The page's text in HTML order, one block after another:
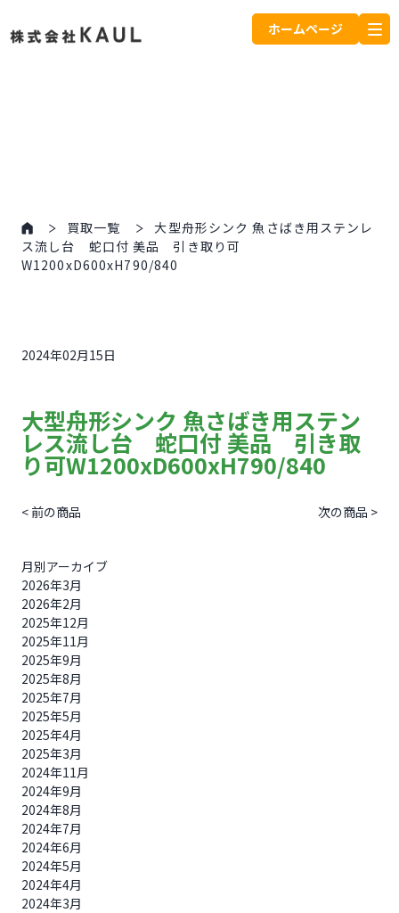
ホームページ
買取一覧
大型舟形シンク 魚さばき用ステンレ
ス流し台 蛇口付 美品 引き取り可
W1200xD600xH790/840
2024年02月15日
大型舟形シンク 魚さばき用ステン
レス流し台 蛇口付 美品 引き取
り可W1200xD600xH790/840
< 前の商品 次の商品 >
月別アーカイブ
2026年3月
2026年2月
2025年12月
2025年11月
2025年9月
2025年8月
2025年7月
2025年5月
2025年4月
2025年3月
2024年11月
2024年9月
2024年8月
2024年7月
2024年6月
2024年5月
2024年4月
2024年3月